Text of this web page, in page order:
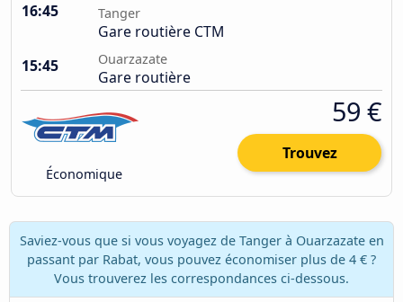
16:45 Tanger
Gare routière CTM
15:45
Ouarzazate
Gare routière
Économique
59 €
Trouvez
Saviez-vous que si vous voyagez de Tanger à Ouarzazate en
passant par Rabat, vous pouvez économiser plus de 4 € ?
Vous trouverez les correspondances ci-dessous.